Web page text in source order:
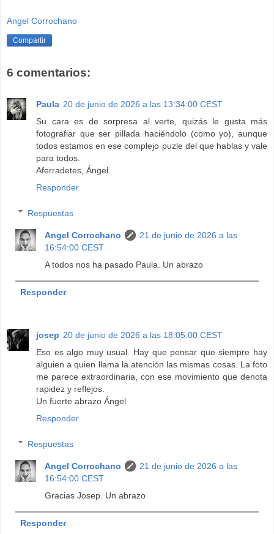
Angel Corrochano
Compartir
6 comentarios:
Paula 20 de junio de 2026 a las 13:34:00 CEST
Su cara es de sorpresa al verte, quizás le gusta más
fotografiar que ser pillada haciéndolo (como yo), aunque
todos estamos en ese complejo puzle del que hablas y vale
para todos.
Aferradetes, Ángel.
Responder
Respuestas
Angel Corrochano
21 de junio de 2026 a las
16:54:00 CEST
A todos nos ha pasado Paula. Un abrazo
Responder
josep 20 de junio de 2026 a las 18:05:00 CEST
Eso es algo muy usual. Hay que pensar que siempre hay
alguien a quien llama la atención las mismas cosas. La foto
me parece extraordinaria, con ese movimiento que denota
rapidez y reflejos.
Un fuerte abrazo Ángel
Responder
Respuestas
Angel Corrochano
21 de junio de 2026 a las
16:54:00 CEST
Gracias Josep. Un abrazo
Responder